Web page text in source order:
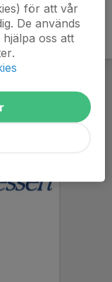
för att vår
De används
oss att